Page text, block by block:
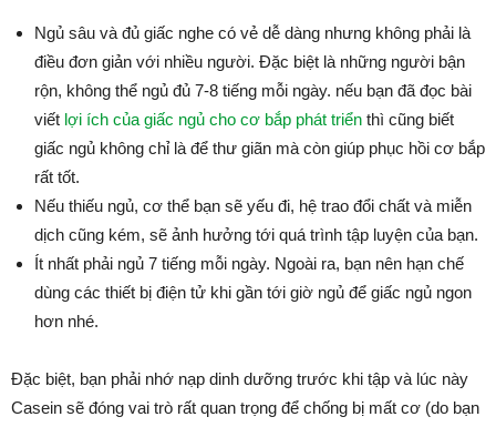
Ngủ sâu và đủ giấc nghe có vẻ dễ dàng nhưng không phải là
điều đơn giản với nhiều người. Đặc biệt là những người bận
rộn, không thể ngủ đủ 7-8 tiếng mỗi ngày. nếu bạn đã đọc bài
viết lợi ích của giấc ngủ cho cơ bắp phát triển thì cũng biết
giấc ngủ không chỉ là để thư giãn mà còn giúp phục hồi cơ bắp
rất tốt.
Nếu thiếu ngủ, cơ thể bạn sẽ yếu đi, hệ trao đổi chất và miễn
dịch cũng kém, sẽ ảnh hưởng tới quá trình tập luyện của bạn.
Ít nhất phải ngủ 7 tiếng mỗi ngày. Ngoài ra, bạn nên hạn chế
dùng các thiết bị điện tử khi gần tới giờ ngủ để giấc ngủ ngon
hơn nhé.
Đặc biệt, bạn phải nhớ nạp dinh dưỡng trước khi tập và lúc này
Casein sẽ đóng vai trò rất quan trọng để chống bị mất cơ (do bạn